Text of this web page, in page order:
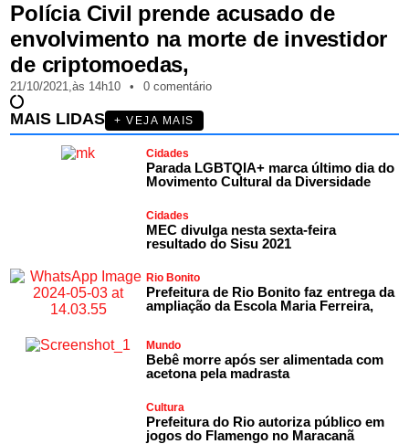
Polícia Civil prende acusado de
envolvimento na morte de investidor
de criptomoedas,
21/10/2021,às 14h10 • 0 comentário
MAIS LIDAS + VEJA MAIS
Cidades
Parada LGBTQIA+ marca último dia do
Movimento Cultural da Diversidade
Cidades
MEC divulga nesta sexta-feira
resultado do Sisu 2021
Rio Bonito
Prefeitura de Rio Bonito faz entrega da
ampliação da Escola Maria Ferreira,
Mundo
Bebê morre após ser alimentada com
acetona pela madrasta
Cultura
Prefeitura do Rio autoriza público em
jogos do Flamengo no Maracanã